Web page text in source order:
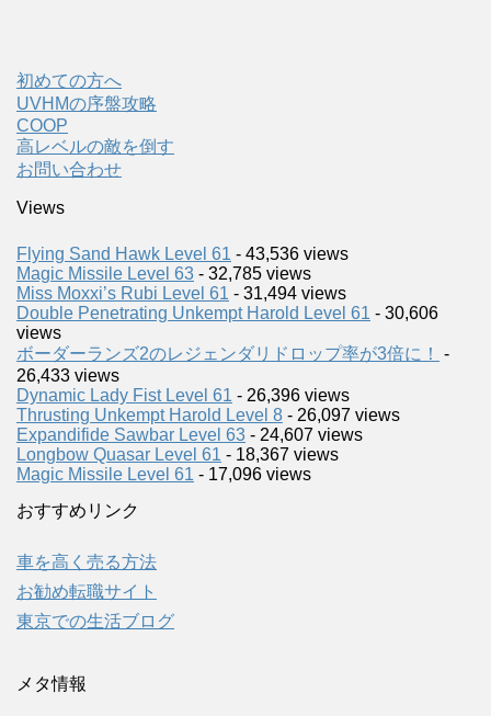
初めての方へ
UVHMの序盤攻略
COOP
高レベルの敵を倒す
お問い合わせ
Views
Flying Sand Hawk Level 61 - 43,536 views
Magic Missile Level 63 - 32,785 views
Miss Moxxi’s Rubi Level 61 - 31,494 views
Double Penetrating Unkempt Harold Level 61 - 30,606
views
ボーダーランズ2のレジェンダリドロップ率が3倍に！
-
26,433 views
Dynamic Lady Fist Level 61 - 26,396 views
Thrusting Unkempt Harold Level 8 - 26,097 views
Expandifide Sawbar Level 63 - 24,607 views
Longbow Quasar Level 61 - 18,367 views
Magic Missile Level 61 - 17,096 views
おすすめリンク
車を高く売る方法
お勧め転職サイト
東京での生活ブログ
メタ情報